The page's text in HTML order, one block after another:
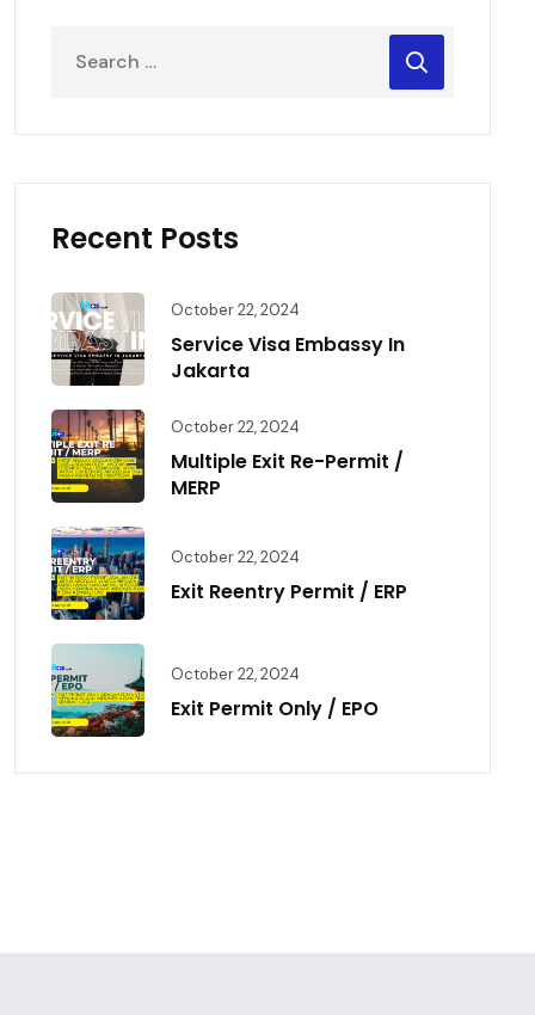
Recent Posts
October 22, 2024
Service Visa Embassy In
Jakarta
October 22, 2024
Multiple Exit Re-Permit /
MERP
October 22, 2024
Exit Reentry Permit / ERP
October 22, 2024
Exit Permit Only / EPO